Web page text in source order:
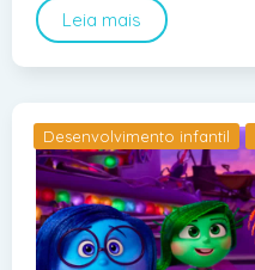
Leia mais
Desenvolvimento infantil